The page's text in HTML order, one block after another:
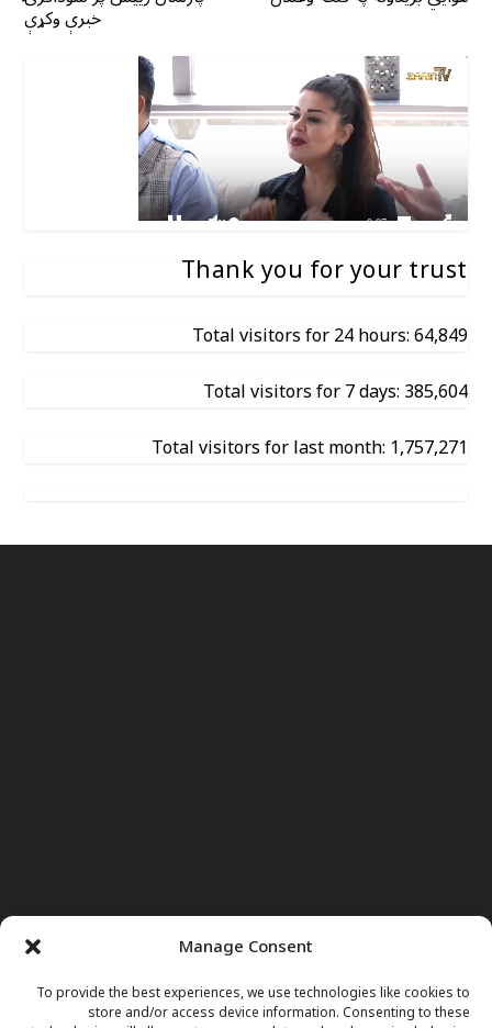
Manage Consent
To provide the best experiences, we use technologies like cookies to
store and/or access device information. Consenting to these
خبرې وکړې
Thank you for your trust
Total visitors for 24 hours: 64,849
Total visitors for 7 days: 385,604
Total visitors for last month: 1,757,271